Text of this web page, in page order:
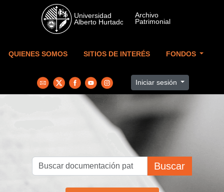
Skip to main content
QUIENES SOMOS SITIOS DE INTERÉS FONDOS
Iniciar sesión
Buscar